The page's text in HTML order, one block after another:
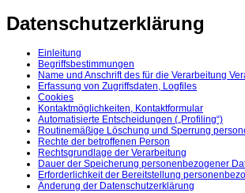
Datenschutzerklärung
Einleitung
Begriffsbestimmungen
Name und Anschrift des für die Verarbeitung
Erfassung von Zugriffsdaten, Logfiles
Cookies
Kontaktmöglichkeiten, Kontaktformular
Automatisierte Entscheidungen („Profiling“)
Routinemäßige Löschung und Sperrung
Rechte der betroffenen Person
Rechtsgrundlage der Verarbeitung
Dauer der Speicherung personenbezogener
Erforderlichkeit der Bereitstellung
Änderung der Datenschutzerklärung